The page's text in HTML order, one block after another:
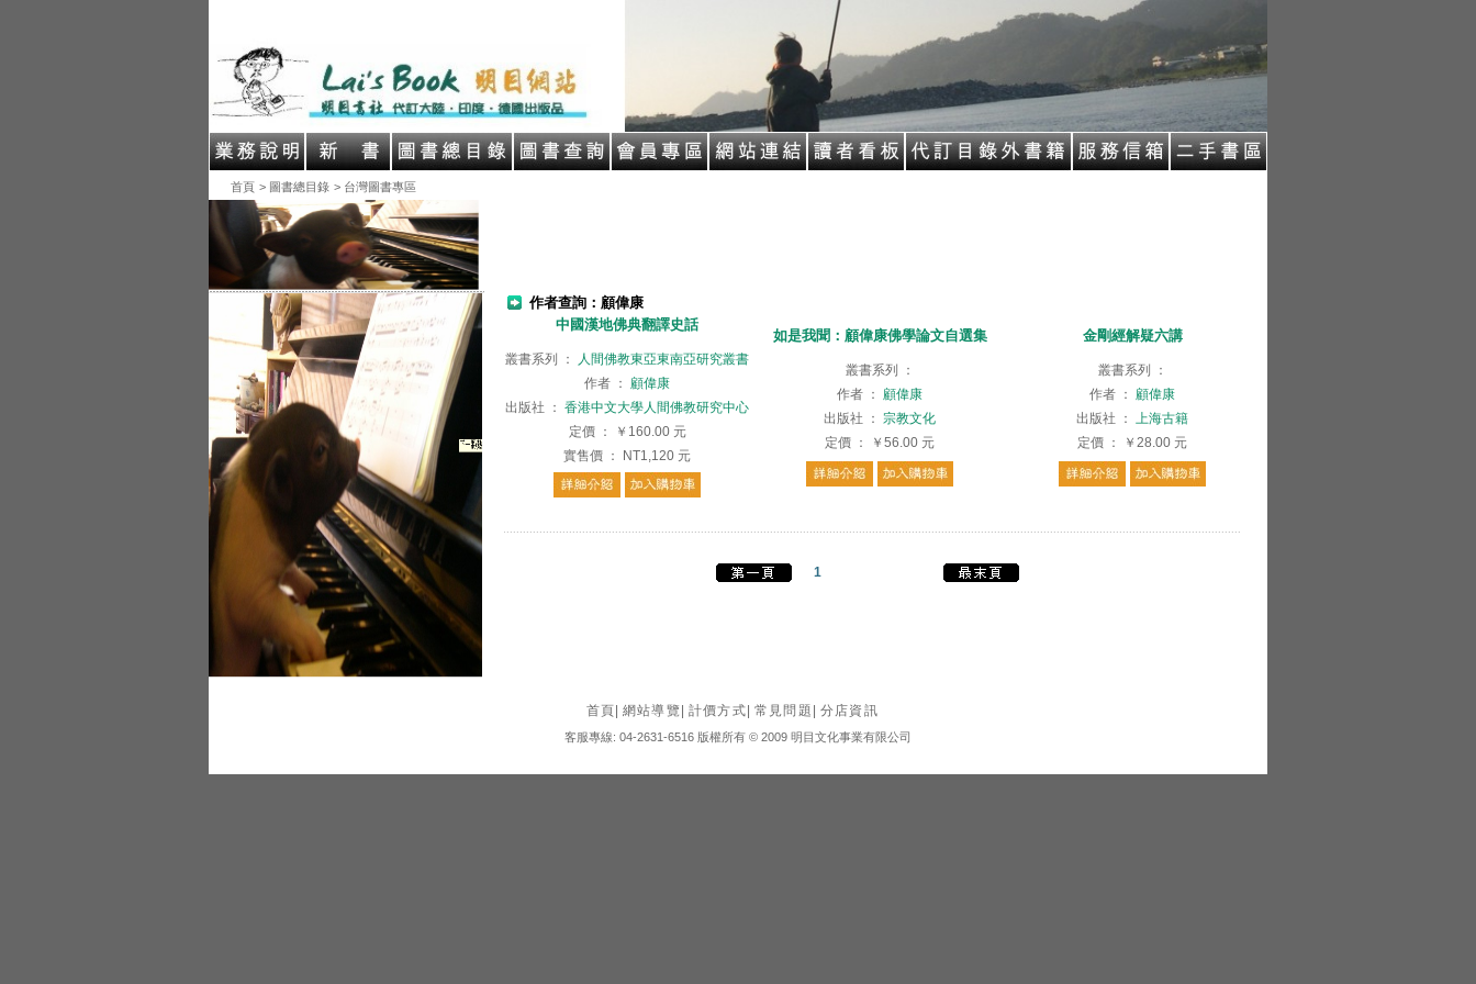
首頁 > 圖書總目錄 > 台灣圖書專區
作者查詢：顧偉康
中國漢地佛典翻譯史話
叢書系列 ：
人間佛教東亞東南亞研究叢書
作者 ： 顧偉康
出版社
： 香港中文大學人間佛教研究中心
定價
： ￥160.00 元
實售價 ： NT1,120 元
如是我聞：顧偉康佛學論文自選集
叢書系列
：
作者 ： 顧偉康
出版社
： 宗教文化
定價 ： ￥56.00 元
金剛經解疑六講
叢書系列
：
作者 ： 顧偉康
出版社
： 上海古籍
定價 ： ￥28.00 元
1
首頁 網站導覽 計價方式 常見問題 分店資訊
客服專線: 04-2631-6516 版權所有 © 2009 明目文化事業有限公司